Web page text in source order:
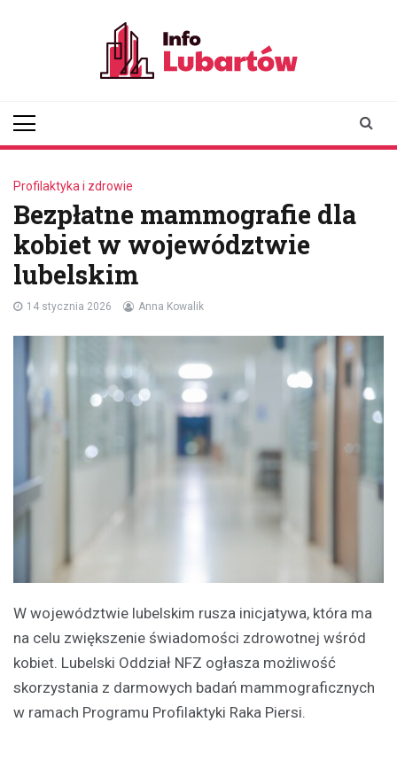
Profilaktyka i zdrowie
Bezpłatne mammografie dla
kobiet w województwie
lubelskim
14 stycznia 2026 Anna Kowalik
W województwie lubelskim rusza inicjatywa, która ma
na celu zwiększenie świadomości zdrowotnej wśród
kobiet. Lubelski Oddział NFZ ogłasza możliwość
skorzystania z darmowych badań mammograficznych
w ramach Programu Profilaktyki Raka Piersi.